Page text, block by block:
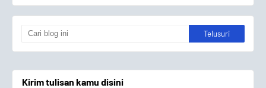
Kirim tulisan kamu disini